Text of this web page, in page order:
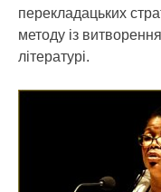
перекладацьких
методу із
літературі.